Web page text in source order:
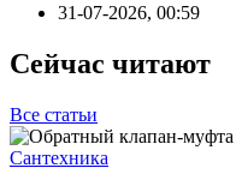
31-07-2026, 00:59
Сейчас читают
Все статьи
Сантехника